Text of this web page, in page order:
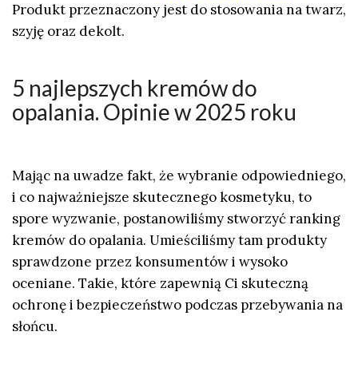
Produkt przeznaczony jest do stosowania na twarz,
szyję oraz dekolt.
5 najlepszych kremów do
opalania. Opinie w 2025 roku
Mając na uwadze fakt, że wybranie odpowiedniego,
i co najważniejsze skutecznego kosmetyku, to
spore wyzwanie, postanowiliśmy stworzyć ranking
kremów do opalania. Umieściliśmy tam produkty
sprawdzone przez konsumentów i wysoko
oceniane. Takie, które zapewnią Ci skuteczną
ochronę i bezpieczeństwo podczas przebywania na
słońcu.